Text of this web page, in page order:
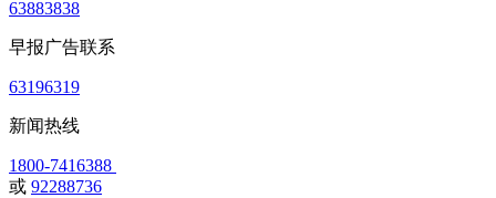
63883838
早报广告联系
63196319
新闻热线
1800-7416388
或 92288736